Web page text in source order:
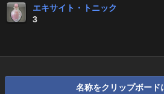
エキサイト・トニック
3
名称をクリップボード